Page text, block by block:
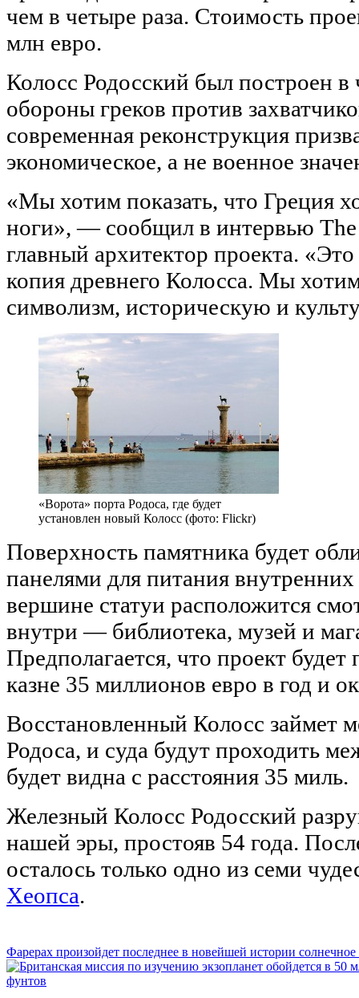
чем в четыре раза. Стоимость
млн евро.
Колосс Родосский был построен в
обороны греков против
современная реконструкция
экономическое, а не военное
«Мы хотим показать, что Греция
ноги», — сообщил в интервью
главный архитектор проекта. «Это
копия древнего Колосса. Мы
символизм, историческую и
«Ворота» порта Родоса, где будет
установлен новый Колосс (фото: Flickr)
Поверхность памятника будет
панелями для питания
вершине статуи расположится
внутри — библиотека, музей и
Предполагается, что проект будет
казне 35 миллионов евро в год и
Восстановленный Колосс займет
Родоса, и суда будут проходить
будет видна с расстояния 35 миль.
Железный Колосс Родосский
нашей эры, простояв 54 года.
осталось только одно из семи
Хеопса.
Фарерах произойдет последнее в новейшей истории
фунтов